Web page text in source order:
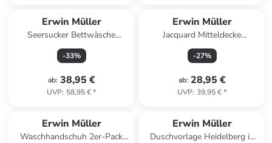
Erwin Müller
Seersucker Bettwäsche
Rosenheim in rot
-33%
ab: 38,95 €
UVP: 58,95 €*
Erwin Müller
Jacquard Mitteldecke
Düsseldorf in beige
-27%
ab: 28,95 €
UVP: 39,95 €*
Erwin Müller
Waschhandschuh 2er-Pack
Erwin Müller
Duschvorlage Heidelberg in